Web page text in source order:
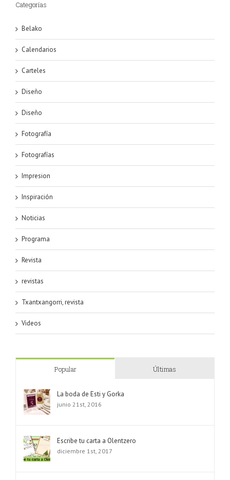
Categorías
Belako
Calendarios
Carteles
Diseño
Diseño
Fotografía
Fotografías
Impresion
Inspiración
Noticias
Programa
Revista
revistas
Txantxangorri, revista
Videos
Popular Últimas
La boda de Esti y Gorka
junio 21st, 2016
Escribe tu carta a Olentzero
diciembre 1st, 2017